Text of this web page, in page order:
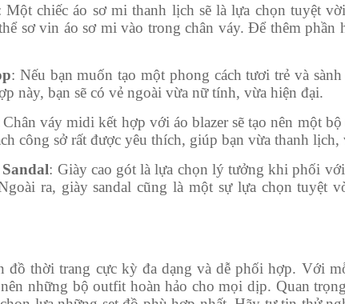
Một chiếc áo sơ mi thanh lịch sẽ là lựa chọn tuyệt
sơ vin áo sơ mi vào trong chân váy. Để thêm phần
: Nếu bạn muốn tạo một phong cách tươi trẻ và
này, bạn sẽ có vẻ ngoài vừa nữ tính, vừa hiện đại.
Chân váy midi kết hợp với áo blazer sẽ tạo nên một
công sở rất được yêu thích, giúp bạn vừa thanh lịch,
: Giày cao gót là lựa chọn lý tưởng khi phối
ra, giày sandal cũng là một sự lựa chọn tuyệt
đồ thời trang cực kỳ đa dạng và dễ phối hợp. Với
những bộ outfit hoàn hảo cho mọi dịp. Quan